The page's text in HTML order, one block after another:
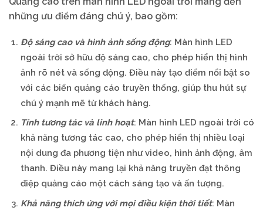
những ưu điểm đáng chú ý, bao gồm:
Độ sáng cao và hình ảnh sống động: Màn hình LED
ngoài trời sở hữu độ sáng cao, cho phép hiển thị hình
ảnh rõ nét và sống động. Điều này tạo điểm nổi bật so
với các biển quảng cáo truyền thống, giúp thu hút sự
chú ý mạnh mẽ từ khách hàng.
Tính tương tác và linh hoạt: Màn hình LED ngoài trời có
khả năng tương tác cao, cho phép hiển thị nhiều loại
nội dung đa phương tiện như video, hình ảnh động, âm
thanh. Điều này mang lại khả năng truyền đạt thông
điệp quảng cáo một cách sáng tạo và ấn tượng.
Khả năng thích ứng với mọi điều kiện thời tiết: Màn